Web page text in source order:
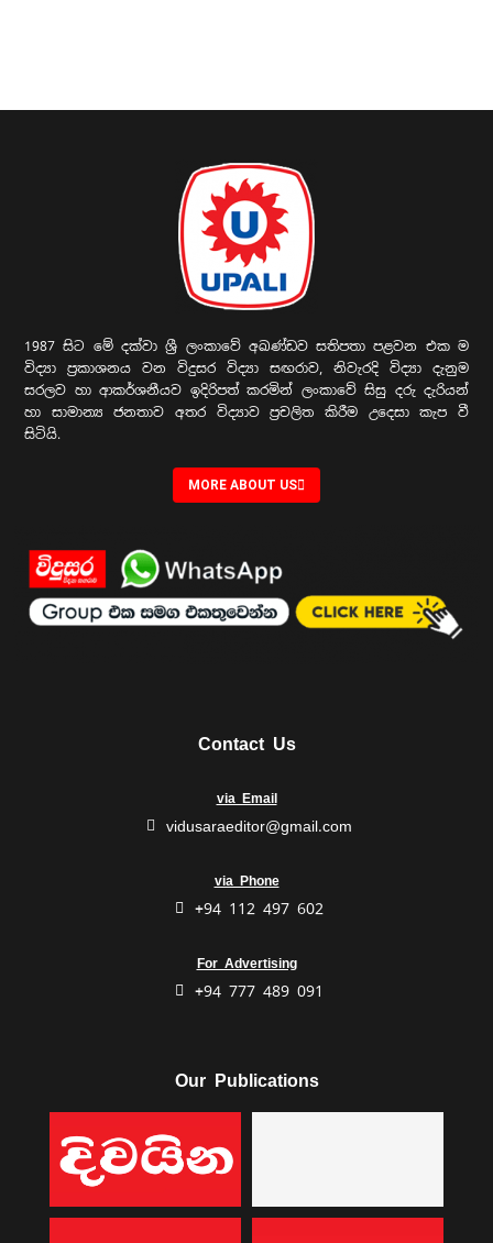
1987 සිට මේ දක්වා ශ්‍රී ලංකාවේ අඛණ්ඩව සතිපතා පළවන එක ම
විද්‍යා ප්‍රකාශනය වන විදුසර විද්‍යා සඟරාව, නිවැරදි විද්‍යා දැනුම
සරලව හා ආකර්ශනීයව ඉදිරිපත් කරමින් ලංකාවේ සිසු දරු දැරියන්
හා සාමාන්‍ය ජනතාව අතර විද්‍යාව ප්‍රචලිත කිරීම උදෙසා කැප වී
සිටියි.
MORE ABOUT US
Contact Us
via Email
vidusaraeditor@gmail.com
via Phone
+94 112 497 602
For Advertising
+94 777 489 091
Our Publications